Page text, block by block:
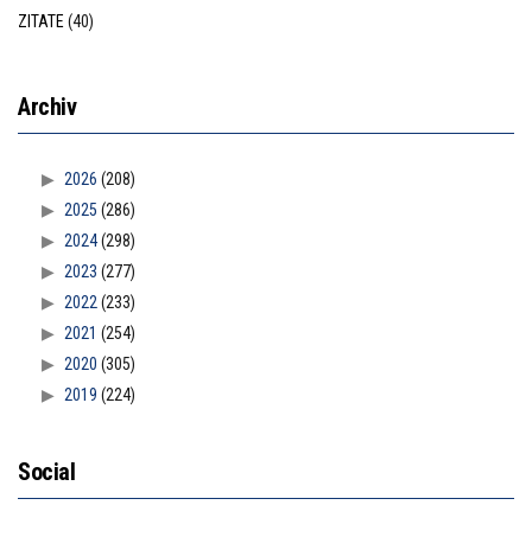
ZITATE(40)
Archiv
2026 (208)
2025 (286)
2024(298)
2023 (277)
2022(233)
2021 (254)
2020 (305)
2019 (224)
Social